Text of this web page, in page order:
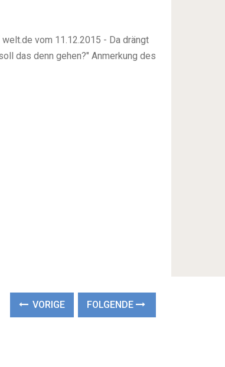
vom 11.12.2015 - Da drängt
das denn gehen?" Anmerkung des
VORIGE FOLGENDE